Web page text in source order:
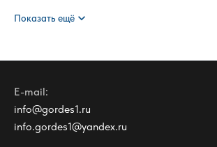
Показать ещё expand_more
E-mail:
info@gordes1.ru
info.gordes1@yandex.ru